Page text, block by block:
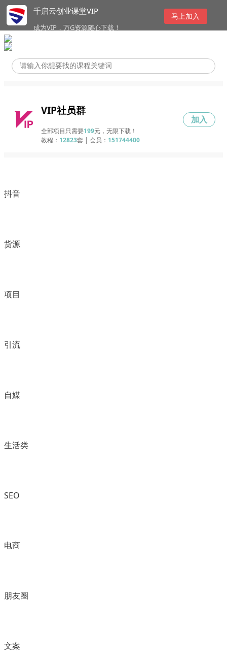
千启云创业课堂VIP
成为VIP，万G资源随心下载！
马上加入
VIP社员群
全部项目只需要199元，无限下载！
教程： 12823套 | 会员： 151744400
加入
抖音
货源
项目
引流
自媒
生活类
SEO
电商
朋友圈
文案